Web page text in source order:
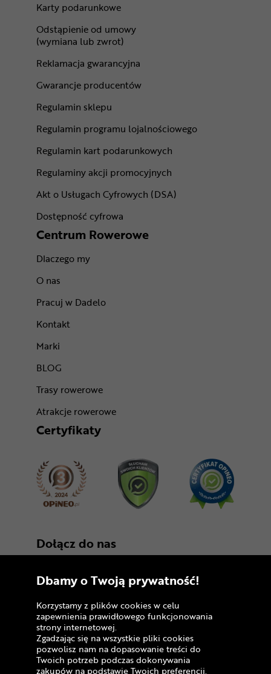
Karty podarunkowe
Odstąpienie od umowy
(wymiana lub zwrot)
Reklamacja gwarancyjna
Gwarancje producentów
Regulamin sklepu
Regulamin programu lojalnościowego
Regulamin kart podarunkowych
Regulaminy akcji promocyjnych
Akt o Usługach Cyfrowych (DSA)
Dostępność cyfrowa
Centrum Rowerowe
Dlaczego my
O nas
Pracuj w Dadelo
Kontakt
Marki
BLOG
Trasy rowerowe
Atrakcje rowerowe
Certyfikaty
Dołącz do nas
Copyright © 2005 - 2026
Polityka prywatności i zasady korzystania z
Dbamy o Twoją prywatność!
Korzystamy z plików cookies w celu
zapewnienia prawidłowego funkcjonowania
strony internetowej.
Zgadzając się na wszystkie pliki cookies
pozwolisz nam na dopasowanie treści do
Twoich potrzeb podczas dokonywania
zakupów na podstawie Twoich preferencji.